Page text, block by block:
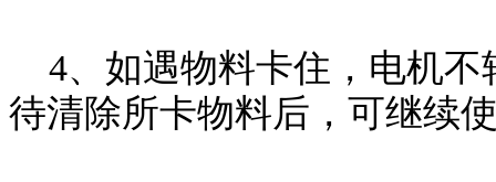
4、如遇物料卡住，电机不
待清除所卡物料后，可继续